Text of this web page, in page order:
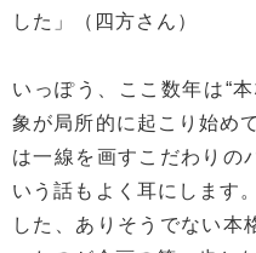
した」（四方さん）
いっぽう、ここ数年は“
象が局所的に起こり始め
は一線を画すこだわりの
いう話もよく耳にします
した、ありそうでない本